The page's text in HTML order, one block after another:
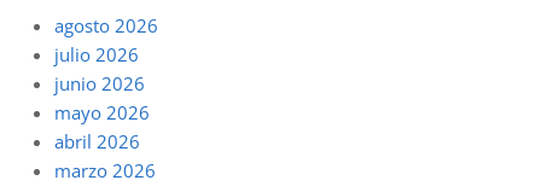
agosto 2026
julio 2026
junio 2026
mayo 2026
abril 2026
marzo 2026